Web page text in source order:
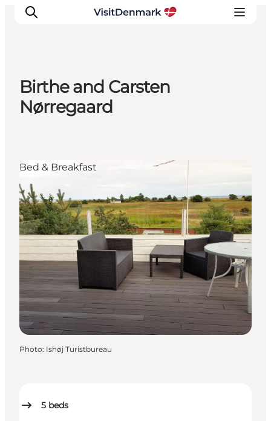
Inspirations
Destinations
Planifiez votre voyage
Birthe and Carsten
Nørregaard
5 beds
Bed & Breakfast
Photo: Ishøj Turistbureau